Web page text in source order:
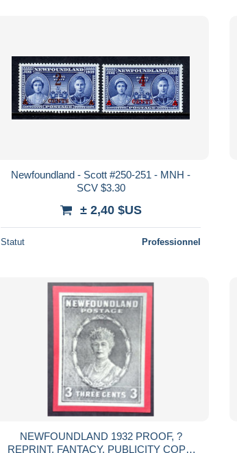
Newfoundland - Scott #250-251 - MNH -
SCV $3.30
± 2,40 $US
Statut Professionnel
NEWFOUNDLAND 1932 PROOF, ?
REPRINT, FANTACY, PUBLICITY COPY,